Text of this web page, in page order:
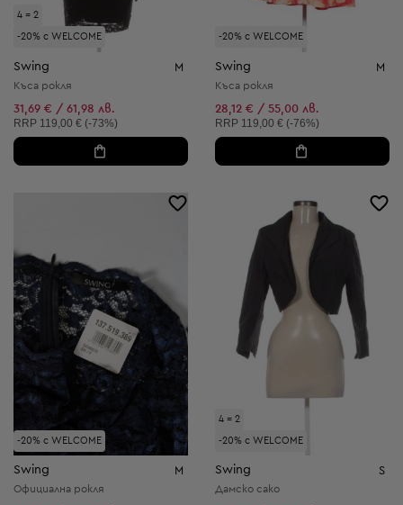
4 = 2
-20% с WELCOME
Swing M
Къса рокля
31,69 € / 61,98 лв.
Препоръчителна цена:
RRP 119,00 € (-73%)
-20% с WELCOME
Swing M
Къса рокля
28,12 € / 55,00 лв.
Препоръчителна цена:
RRP 119,00 € (-76%)
-20% с WELCOME
Swing M
Официална рокля
4 = 2
-20% с WELCOME
Swing S
Дамско сако